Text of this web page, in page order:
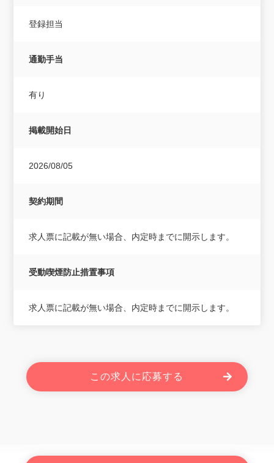
登録担当
通勤手当
有り
掲載開始日
2026/08/05
契約期間
求人票に記載が無い場合、内定時までに開示します。
受動喫煙防止措置事項
求人票に記載が無い場合、内定時までに開示します。
この求人に応募する